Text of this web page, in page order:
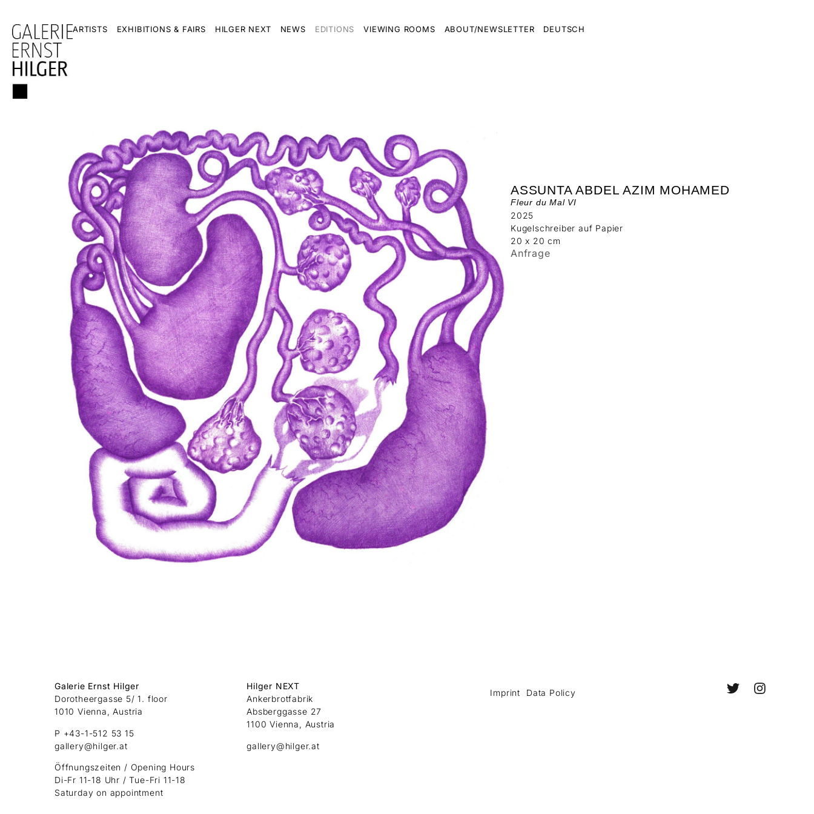
ARTISTS EXHIBITIONS & FAIRS HILGER NEXT NEWS EDITIONS VIEWING ROOMS ABOUT/NEWSLETTER DEUTSCH
ASSUNTA ABDEL AZIM MOHAMED
Fleur du Mal VI
2025
Kugelschreiber auf Papier
20 x 20 cm
Anfrage
Galerie Ernst Hilger
Dorotheergasse 5/ 1. floor
1010 Vienna, Austria
P +43-1-512 53 15
gallery@hilger.at
Öffnungszeiten / Opening Hours
Di-Fr 11-18 Uhr / Tue-Fri 11-18
Saturday on appointment
Hilger NEXT
Ankerbrotfabrik
Absberggasse 27
1100 Vienna, Austria
gallery@hilger.at
Imprint Data Policy